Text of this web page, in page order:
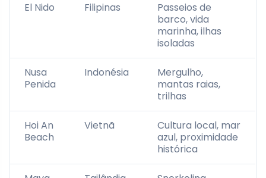
El Nido Filipinas
Passeios de
barco, vida
marinha, ilhas
isoladas
Nusa
Penida
Indonésia
Mergulho,
mantas raias,
trilhas
Hoi An
Beach
Vietnã
Cultura local, mar
azul, proximidade
histórica